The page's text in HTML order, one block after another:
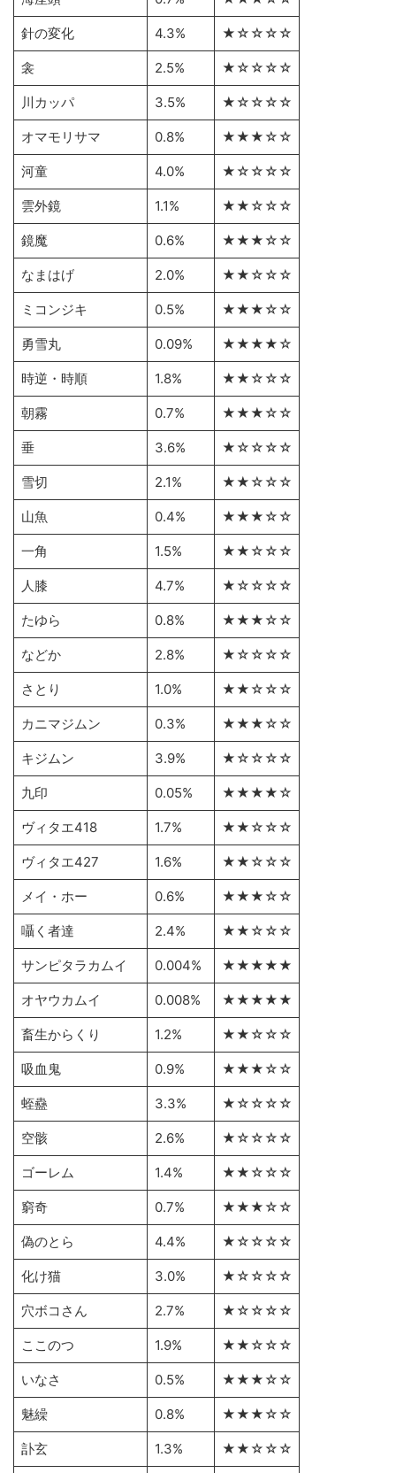
針の変化 4.3% ★☆☆☆☆
衾 2.5% ★☆☆☆☆
川カッパ 3.5% ★☆☆☆☆
オマモリサマ 0.8% ★★★☆☆
河童 4.0% ★☆☆☆☆
雲外鏡 1.1% ★★☆☆☆
鏡魔 0.6% ★★★☆☆
なまはげ 2.0% ★★☆☆☆
ミコンジキ 0.5% ★★★☆☆
勇雪丸 0.09% ★★★★☆
時逆・時順 1.8% ★★☆☆☆
朝霧 0.7% ★★★☆☆
垂 3.6% ★☆☆☆☆
雪切 2.1% ★★☆☆☆
山魚 0.4% ★★★☆☆
一角 1.5% ★★☆☆☆
人膝 4.7% ★☆☆☆☆
たゆら 0.8% ★★★☆☆
などか 2.8% ★☆☆☆☆
さとり 1.0% ★★☆☆☆
カニマジムン 0.3% ★★★☆☆
キジムン 3.9% ★☆☆☆☆
九印 0.05% ★★★★☆
ヴィタエ418 1.7% ★★☆☆☆
ヴィタエ427 1.6% ★★☆☆☆
メイ・ホー 0.6% ★★★☆☆
囁く者達 2.4% ★★☆☆☆
サンピタラカムイ 0.004% ★★★★★
オヤウカムイ 0.008% ★★★★★
畜生からくり 1.2% ★★☆☆☆
吸血鬼 0.9% ★★★☆☆
蛭蠱 3.3% ★☆☆☆☆
空骸 2.6% ★☆☆☆☆
ゴーレム 1.4% ★★☆☆☆
窮奇 0.7% ★★★☆☆
偽のとら 4.4% ★☆☆☆☆
化け猫 3.0% ★☆☆☆☆
穴ボコさん 2.7% ★☆☆☆☆
ここのつ 1.9% ★★☆☆☆
いなさ 0.5% ★★★☆☆
魅繰 0.8% ★★★☆☆
訃玄 1.3% ★★☆☆☆